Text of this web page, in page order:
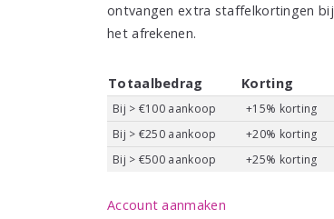
ontvangen extra staffelkortingen bij
het afrekenen.
Totaalbedrag Korting
Bij > €100 aankoop
+15% korting
Bij > €250 aankoop
+20% korting
Bij > €500 aankoop
+25% korting
Account aanmaken